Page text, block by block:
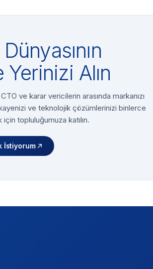
Alın
ve karar vericilerin arasında markanızı
ve teknolojik çözümlerinizi binlerce
topluluğumuza katılın.
İstiyorum